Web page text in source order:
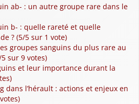
ab- : un autre groupe rare dans le
b- : quelle rareté et quelle
? (5/5 sur 1 vote)
groupes sanguins du plus rare au
sur 9 votes)
et leur importance durant la
dans l’hérault : actions et enjeux en